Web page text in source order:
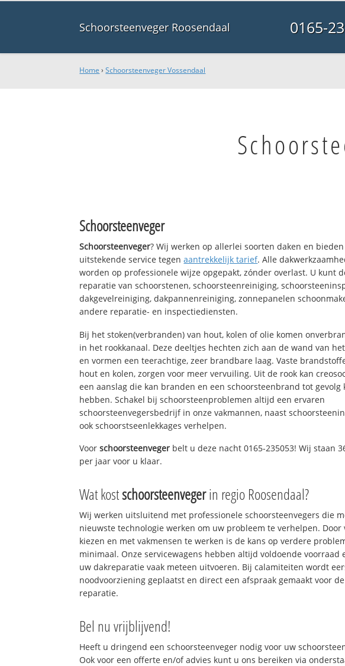
Schoorsteenveger Roosendaal 0165-
Home ›Schoorsteenveger Vossendaal
Schoorsteenveger
Schoorsteenveger? Wij werken op allerlei soorten daken en
uitstekende service tegenaantrekkelijk tarief. Alle
worden op professionele wijze opgepakt, zónder overlast. U kunt
reparatie van schoorstenen, schoorsteenreiniging,
dakgevelreiniging, dakpannenreiniging, zonnepanelen
andere reparatie- en inspectiediensten.
Bij het stoken(verbranden) van hout, kolen of olie komen
in het rookkanaal. Deze deeltjes hechten zich aan de wand van
en vormen een teerachtige, zeer brandbare laag. Vaste
hout en kolen, zorgen voor meer vervuiling. Uit de rook kan
een aanslag die kan branden en een schoorsteenbrand tot gevolg
hebben. Schakel bij schoorsteenproblemen altijd een ervaren
schoorsteenvegersbedrijf in onze vakmannen, naast
ook schoorstseenlekkages verhelpen.
Voorschoorsteenveger belt u deze nacht 0165-235053! Wij staan
per jaar voor u klaar.
Wat kostschoorsteenvegerin regio Roosendaal?
Wij werken uitsluitend met professionele schoorsteenvegers die
nieuwste technologie werken om uw probleem te verhelpen. Door
kiezen en met vakmensen te werken is de kans op verdere
minimaal. Onze servicewagens hebben altijd voldoende voorraad
uw dakreparatie vaak meteen uitvoeren. Bij calamiteiten wordt
noodvoorziening geplaatst en direct een afspraak gemaakt voor
reparatie.
Bel nu vrijblijvend!
Heeft u dringend een schoorsteenveger nodig voor uw
Ook voor een offerte en/of advies kunt u ons bereiken via